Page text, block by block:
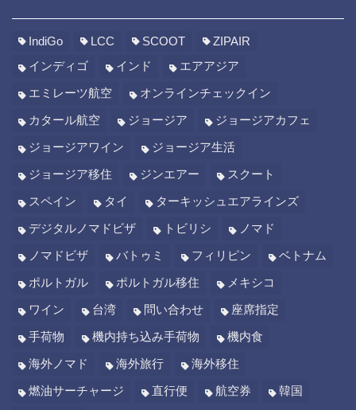
IndiGo LCC SCOOT
ZIPAIR
インディゴ
インド
エアアジア
エミレーツ航空
オンラインチェックイン
カタール航空
ジョージア
ジョージアカフェ
ジョージアワイン
ジョージア生活
ジョージア移住
ジンエアー
スクート
スペイン
タイ
ターキッシュエアラインズ
デジタルノマドビザ
トビリシ
ノマド
ノマドビザ
バトゥミ フィリピン
ベトナム
ポルトガル
ポルトガル移住
メキシコ
ワイン
台湾 問い合わせ
座席指定
手荷物
機内持ち込み手荷物
機内食
海外ノマド
海外旅行
海外移住
燃油サーチャージ
直行便 航空券 韓国